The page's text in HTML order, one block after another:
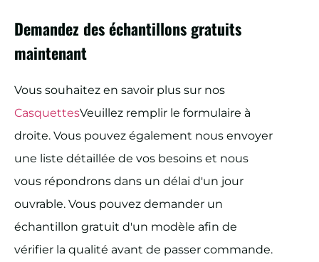
Demandez des échantillons gratuits
maintenant
Vous souhaitez en savoir plus sur nos
CasquettesVeuillez remplir le formulaire à
droite. Vous pouvez également nous envoyer
une liste détaillée de vos besoins et nous
vous répondrons dans un délai d'un jour
ouvrable. Vous pouvez demander un
échantillon gratuit d'un modèle afin de
vérifier la qualité avant de passer commande.